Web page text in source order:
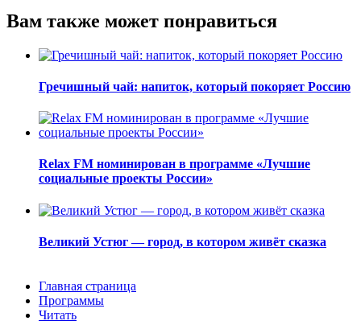
Вам также может понравиться
Гречишный чай: напиток, который покоряет Россию
Relax FM номинирован в программе «Лучшие
социальные проекты России»
Великий Устюг — город, в котором живёт сказка
Главная страница
Программы
Читать